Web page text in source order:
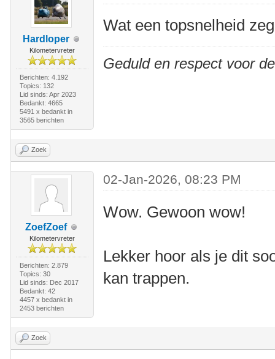
Hardloper
Kilometervreter
Berichten: 4.192
Topics: 132
Lid sinds: Apr 2023
Bedankt: 4665
5491 x bedankt in
3565 berichten
Wat een topsnelheid
Geduld en respect voor
Zoek
ZoefZoef
Kilometervreter
Berichten: 2.879
Topics: 30
Lid sinds: Dec 2017
Bedankt: 42
4457 x bedankt in
2453 berichten
02-Jan-2026, 08:23 PM
Wow. Gewoon wow!
Lekker hoor als je dit
kan trappen.
Zoek